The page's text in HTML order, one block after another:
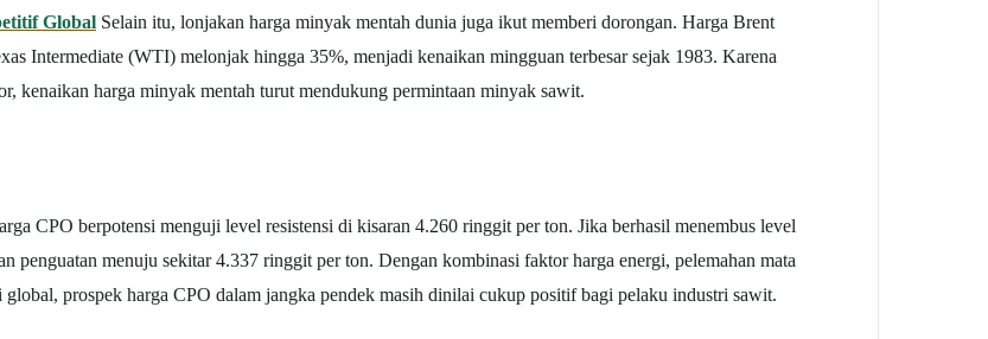
Global Selain itu, lonjakan harga minyak mentah dunia juga ikut memberi dorongan. Harga Brent
Intermediate (WTI) melonjak hingga 35%, menjadi kenaikan mingguan terbesar sejak 1983. Karena
kenaikan harga minyak mentah turut mendukung permintaan minyak sawit.
CPO berpotensi menguji level resistensi di kisaran 4.260 ringgit per ton. Jika berhasil menembus level
penguatan menuju sekitar 4.337 ringgit per ton. Dengan kombinasi faktor harga energi, pelemahan mata
prospek harga CPO dalam jangka pendek masih dinilai cukup positif bagi pelaku industri sawit.